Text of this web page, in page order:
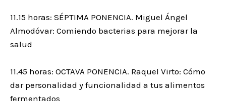
11.15 horas: SÉPTIMA PONENCIA. Miguel Ángel
Almodóvar: Comiendo bacterias para mejorar la
salud
11.45 horas: OCTAVA PONENCIA. Raquel Virto: Cómo
dar personalidad y funcionalidad a tus alimentos
fermentados